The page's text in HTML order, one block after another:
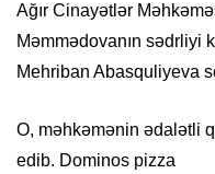
Ağır Cinayətlər
Məmmədovanın sədrliyi
Mehriban Abasquliyeva
O, məhkəmənin ədalətli
edib. Dominos pizza